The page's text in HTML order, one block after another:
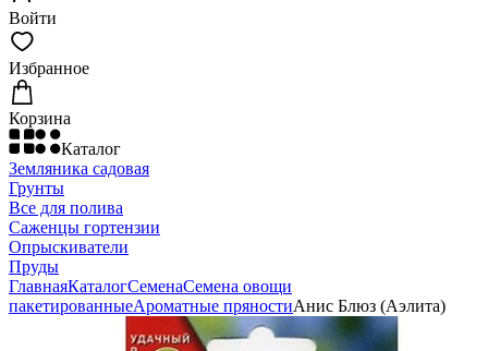
Войти
Избранное
Корзина
Каталог
Земляника садовая
Грунты
Все для полива
Саженцы гортензии
Опрыскиватели
Пруды
ГлавнаяКаталогСеменаСемена овощи
пакетированныеАроматные пряностиАнис Блюз (Аэлита)